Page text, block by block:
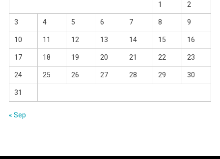
1 2
3 4 5 6 7 8 9
10 11 12 13 14 15 16
17 18 19 20 21 22 23
24 25 26 27 28 29 30
31
« Sep